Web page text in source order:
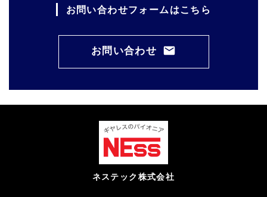
お問い合わせフォームはこちら
お問い合わせ
ネステック株式会社